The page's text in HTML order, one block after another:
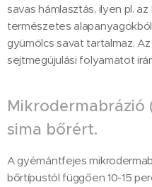
savas hámlasztás, ilyen pl.
természetes
gyümölcs savat tartalmaz.
sejtmegújulási folyamatot
Mikrodermabrázió
sima bőrért.
A gyémántfejes
bőrtípustól függően 10-15